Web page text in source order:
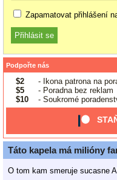
Zapamatovat přihlášení
Podpořte nás
$2
- Ikona patrona na
$5
- Poradna bez reklam
$10
- Soukromé
Táto kapela má milióny
O tom kam smeruje sucasne